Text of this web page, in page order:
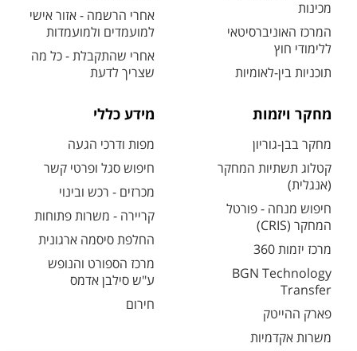
מכינות
המרכז האוניברסיטאי
ללימודי חוץ
תוכניות בין-לאומיות
אחרי הרשמה - אזור אישי
למועמדים ולמועמדות
אחרי שהתקבלת - כל מה
שצריך לדעת
מחקר ויזמות
מחקר בבן-גוריון
קטלוג תשתיות המחקר
(אנגלית)
חיפוש מנחה - פורטל
המחקר (CRIS)
מרכז יזמות 360
BGN Technology
Transfer
פארק ההייטק
משרות אקדמיות
מידע כללי
מפות ודרכי הגעה
חיפוש סגל ופרטי קשר
מכרזים - רכש ובינוי
קריירה - משרות פתוחות
החלפת סיסמה ארגונית
מרכז הספורט והנופש
ע"ש סילבן אדמס
חירום